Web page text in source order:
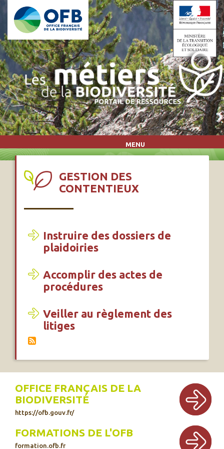
Aller au contenu principal
MENU
GESTION DES
CONTENTIEUX
Instruire des dossiers de
plaidoiries
Accomplir des actes de
procédures
Veiller au règlement des
litiges
OFFICE FRANÇAIS DE LA
BIODIVERSITÉ
https://ofb.gouv.fr/
FORMATIONS DE L'OFB
formation.ofb.fr